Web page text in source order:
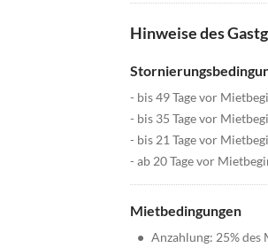
Hinweise des
- bis 49 Tage vor
- bis 35 Tage vor
- bis 21 Tage vor
- ab 20 Tage vor
Mietbedingungen
• Anzahlung: 25% des